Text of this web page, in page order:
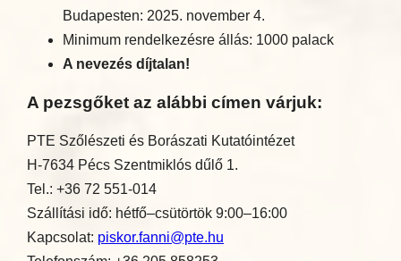
Budapesten: 2025. november 4.
Minimum rendelkezésre állás: 1000 palack
A nevezés díjtalan!
A pezsgőket az alábbi címen várjuk:
PTE Szőlészeti és Borászati Kutatóintézet
H-7634 Pécs Szentmiklós dűlő 1.
Tel.: +36 72 551-014
Szállítási idő: hétfő–csütörtök 9:00–16:00
Kapcsolat: piskor.fanni@pte.hu